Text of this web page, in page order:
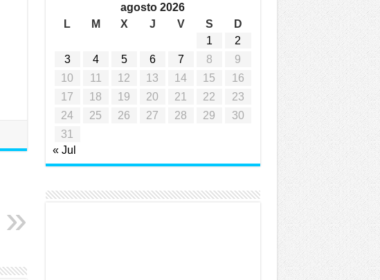
agosto 2026
L
M X J V S
D
1
2
3
4 5 6 7 8
9
10
11 12 13 14 15
16
17
18 19 20 21 22
23
24
25 26 27 28 29
30
31
« Jul